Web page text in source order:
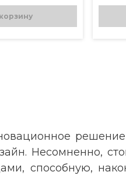
Несомненно,
способную,